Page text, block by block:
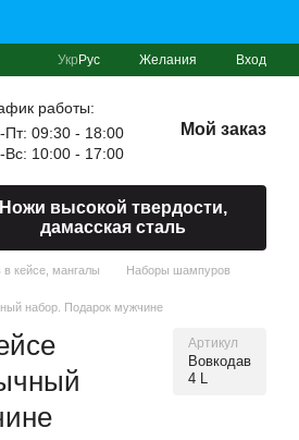
Укр Рус Желания Вход
работы:
Пт: 09:30 - 18:00
Вс: 10:00 - 17:00
Мой заказ
Ножи высокой твердости,
дамасская сталь
кейсе, мангалы
Наборы шампуров
набор. Подарок мужчине
Артикул
Вовкодав
4 L